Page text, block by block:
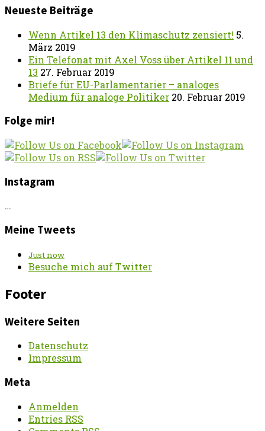
Neueste Beiträge
Wenn Artikel 13 den Klimaschutz zensiert! 5.
März 2019
Ein Telefonat mit Axel Voss über Artikel 11 und
13 27. Februar 2019
Briefe für EU-Parlamentarier – analoges
Medium für analoge Politiker 20. Februar 2019
Folge mir!
Instagram
…
Meine Tweets
Just now
Besuche mich auf Twitter
Footer
Weitere Seiten
Datenschutz
Impressum
Meta
Anmelden
Entries RSS